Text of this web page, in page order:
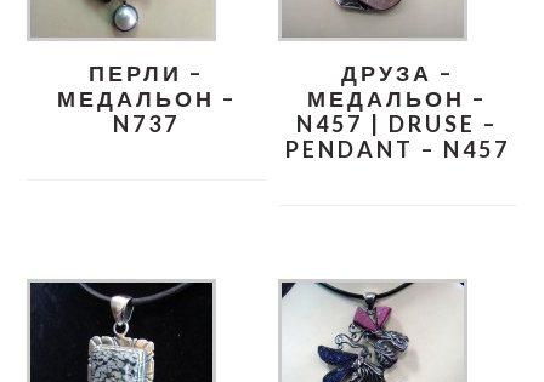
ПЕРЛИ –
МЕДАЛЬОН –
N737
ДРУЗА –
МЕДАЛЬОН –
N457 | DRUSE –
PENDANT – N457